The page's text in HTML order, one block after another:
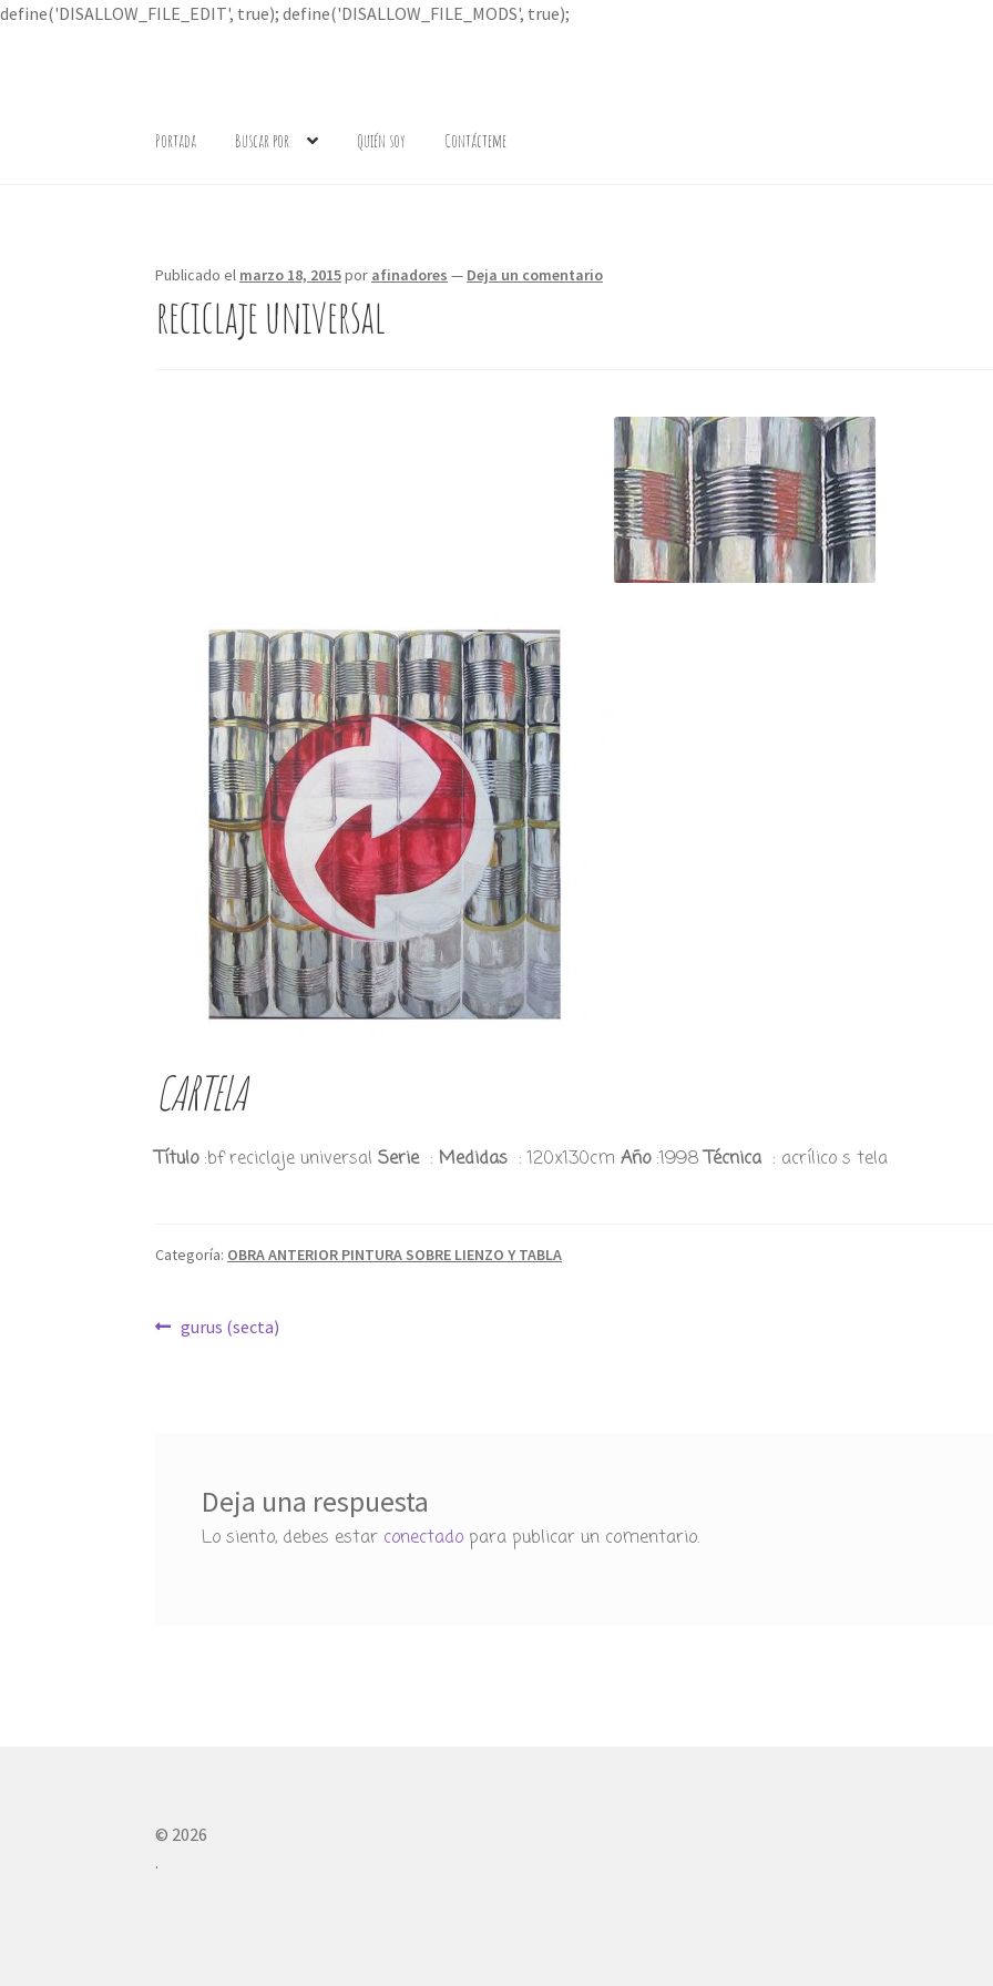
define('DISALLOW_FILE_EDIT', true); define('DISALLOW_FILE_MODS', true);
la
contenido
Portada Buscar por Quién soy Contácteme
Publicado el marzo 18, 2015por afinadores — Deja un comentario
reciclaje universal
CARTELA
Título:bf reciclaje universalSerie :Medidas : 120x130cmAño:1998Técnica : acrílico s tela
Categoría: OBRA ANTERIOR PINTURA SOBRE LIENZO Y TABLA
Navegación
Anterior:
gurus (secta)
Deja una respuesta
Lo siento, debes estar conectadopara publicar un comentario.
© 2026
.